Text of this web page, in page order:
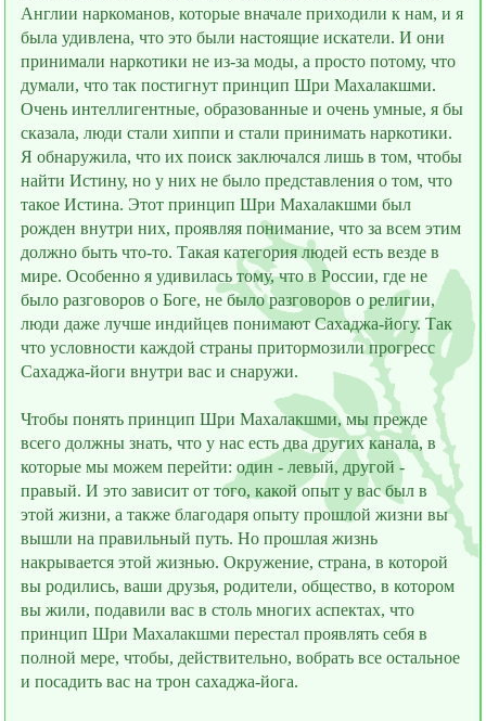
Англии наркоманов, которые вначале приходили к нам, и я
была удивлена, что это были настоящие искатели. И они
принимали наркотики не из-за моды, а просто потому, что
думали, что так постигнут принцип Шри Махалакшми.
Очень интеллигентные, образованные и очень умные, я бы
сказала, люди стали хиппи и стали принимать наркотики.
Я обнаружила, что их поиск заключался лишь в том, чтобы
найти Истину, но у них не было представления о том, что
такое Истина. Этот принцип Шри Махалакшми был
рождeн внутри них, проявляя понимание, что за всем этим
должно быть что-то. Такая категория людей есть везде в
мире. Особенно я удивилась тому, что в России, где не
было разговоров о Боге, не было разговоров о религии,
люди даже лучше индийцев понимают Сахаджа-йогу. Так
что условности каждой страны притормозили прогресс
Сахаджа-йоги внутри вас и снаружи.
Чтобы понять принцип Шри Махалакшми, мы прежде
всего должны знать, что у нас есть два других канала, в
которые мы можем перейти: один - левый, другой -
правый. И это зависит от того, какой опыт у вас был в
этой жизни, а также благодаря опыту прошлой жизни вы
вышли на правильный путь. Но прошлая жизнь
накрывается этой жизнью. Окружение, страна, в которой
вы родились, ваши друзья, родители, общество, в котором
вы жили, подавили вас в столь многих аспектах, что
принцип Шри Махалакшми перестал проявлять себя в
полной мере, чтобы, действительно, вобрать всe остальное
и посадить вас на трон сахаджа-йога.